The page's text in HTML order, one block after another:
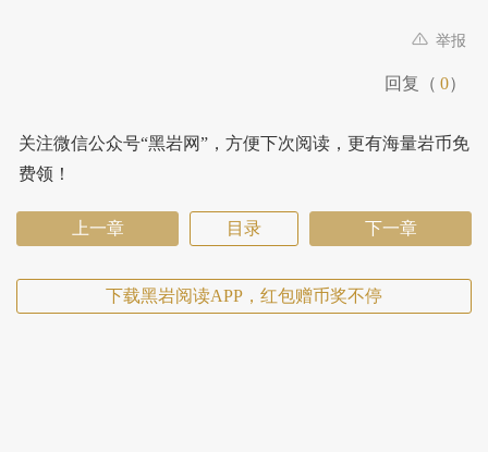
举报
回复（ 0）
关注微信公众号“黑岩网”，方便下次阅读，更有海量岩币免
费领！
上一章 目录 下一章
下载黑岩阅读APP，红包赠币奖不停